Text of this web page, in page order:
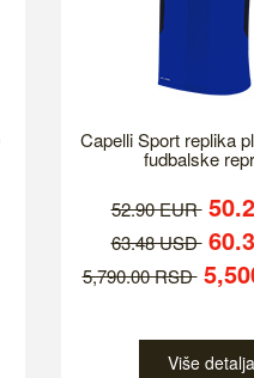
Capelli Sport replika
fudbalske
52.90 EUR
63.48 USD
5,790.00 RSD
Više detalja